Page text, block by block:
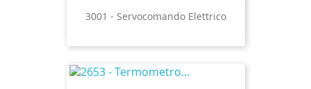
3001 - Servocomando Elettrico